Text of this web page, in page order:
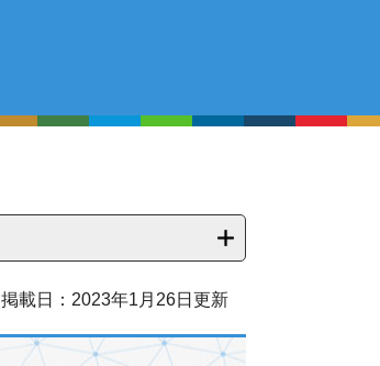
掲載日：2023年1月26日更新